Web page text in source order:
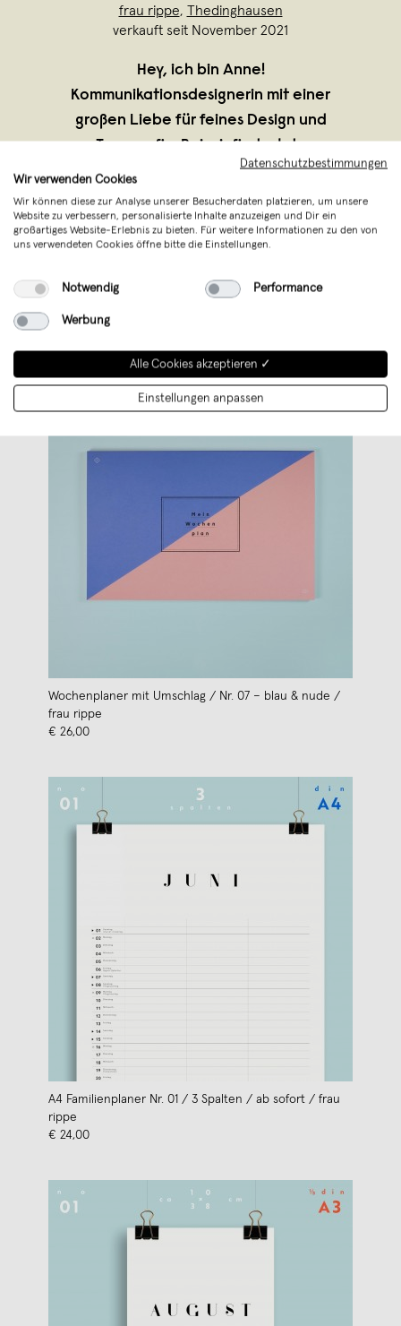
frau rippe, Thedinghausen
verkauft seit November 2021
Hey, ich bin Anne!
Kommunikationsdesignerin mit einer
großen Liebe für feines Design und
Typografie. Bei mir findest du
hochwertige Kalender, Wochenplaner,
Notizhefte, Karten und Co. – alles mit
Liebe und vor allem in Handarbeit (ja,
auch d...
Wochenplaner mit Umschlag / Nr. 07 – blau & nude /
frau rippe
€ 26,00
A4 Familienplaner Nr. 01 / 3 Spalten / ab sofort / frau
rippe
€ 24,00
Datenschutzbestimmungen
Wir verwenden Cookies
Wir können diese zur Analyse unserer Besucherdaten platzieren, um unsere
Website zu verbessern, personalisierte Inhalte anzuzeigen und Dir ein
großartiges Website-Erlebnis zu bieten. Für weitere Informationen zu den von
uns verwendeten Cookies öffne bitte die Einstellungen.
Notwendig Performance
Werbung
Alle Cookies akzeptieren ✓
Einstellungen anpassen